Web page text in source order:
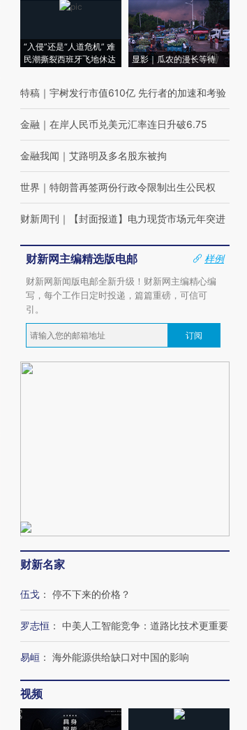
“入侵”还是“人道危机” 难
民潮撕裂西班牙飞地休达
显影｜瓜农的漫长等待
特稿 ｜ 宇树发行市值610亿 先行者的加速和考验
金融 ｜ 在岸人民币兑美元汇率连日升破6.75
金融我闻 ｜ 艾路明及多名股东被拘
世界 ｜ 特朗普再签两份行政令限制出生公民权
财新周刊 ｜ 【封面报道】电力现货市场元年突进
财新网主编精选版电邮
样例
财新网新闻版电邮全新升级！财新网主编精心编
写，每个工作日定时投递，篇篇重磅，可信可
引。
订阅
财新名家
伍戈 ： 停不下来的价格？
罗志恒 ： 中美人工智能竞争：道路比技术更重要
易峘 ： 海外能源供给缺口对中国的影响
视频